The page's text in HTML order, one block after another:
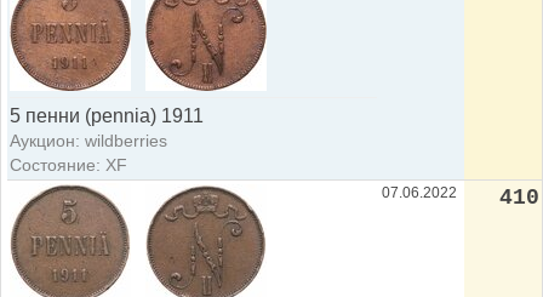
5 пенни (pennia) 1911
Аукцион: wildberries
Состояние: XF
07.06.2022 410